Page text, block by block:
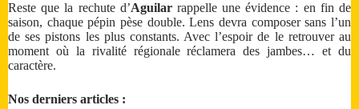
Reste que la rechute d’Aguilarrappelle une évidence : en fin de
saison, chaque pépin pèse double. Lens devra composer sans l’un
de ses pistons les plus constants. Avec l’espoir de le retrouver au
moment où la rivalité régionale réclamera des jambes… et du
caractère.
Nos derniers articles :